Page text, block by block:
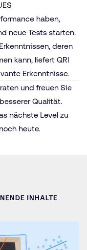
haben,
neue Tests starten.
deren
kann, liefert QRI
Erkenntnisse.
und freuen Sie
Qualität.
nächste Level zu
heute.
INHALTE